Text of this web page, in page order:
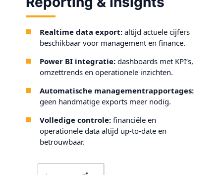
Realtime data export: altijd actuele cijfers
beschikbaar voor management en finance.
Power BI integratie: dashboards met KPI’s,
omzettrends en operationele inzichten.
Automatische managementrapportages:
geen handmatige exports meer nodig.
Volledige controle: financiële en
operationele data altijd up-to-date en
betrouwbaar.